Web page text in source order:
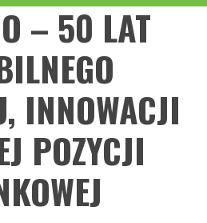
– 50 LAT
INNOWACJI
POZYCJI